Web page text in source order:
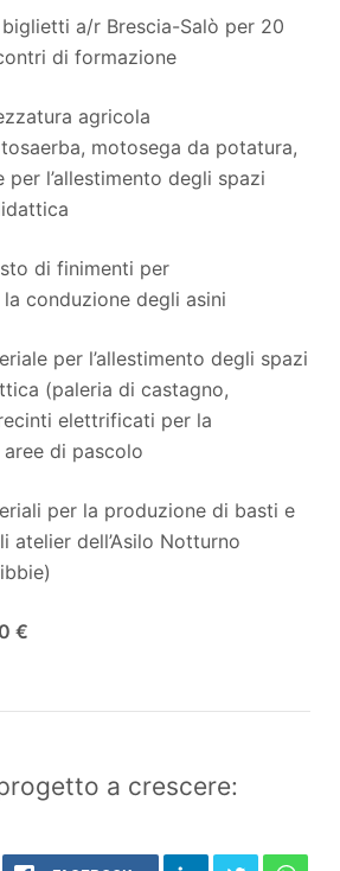
a/r Brescia-Salò per 20
di formazione
agricola
motosega da potatura,
l’allestimento degli spazi
di finimenti per
la conduzione degli asini
per l’allestimento degli spazi
(paleria di castagno,
elettrificati per la
di pascolo
per la produzione di basti e
atelier dell’Asilo Notturno
€
a crescere: